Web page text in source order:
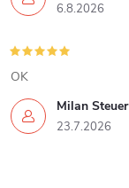
6.8.2026
Milan Steuer
23.7.2026
OK